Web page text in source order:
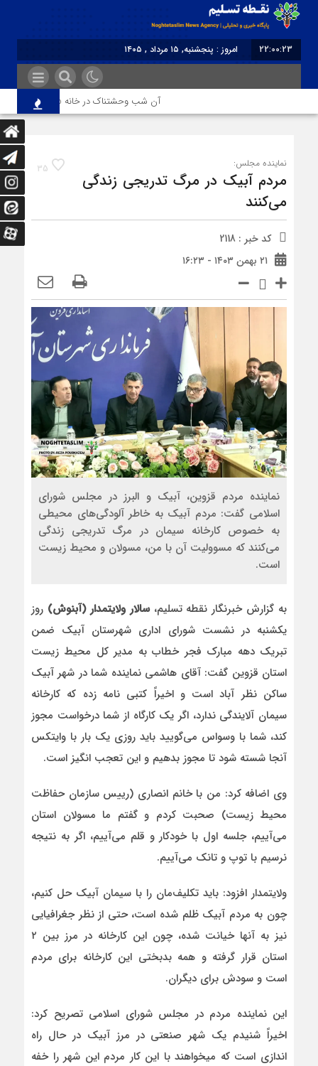
22:00:23
امروز : پنجشنبه, ۱۵ مرداد , ۱۴۰۵
آن شب وحشتناک در خانه «عصمت»
35 نماینده مجلس:
مردم آبیک در مرگ تدریجی زندگی
می‌کنند
کد خبر : 2118
۲۱ بهمن ۱۴۰۳ - ۱۶:۲۳
نماینده مردم قزوین، آبیک و البرز در مجلس شورای
اسلامی گفت: مردم آبیک به خاطر آلودگی‌های محیطی
به خصوص کارخانه سیمان در مرگ تدریجی زندگی
می‌کنند که مسوولیت آن با من، مسولان و محیط زیست
است.
به گزارش خبرنگار نقطه تسلیم،سالار ولایتمدار (آبنوش) روز
یکشنبه در نشست شورای اداری شهرستان آبیک ضمن
تبریک دهه مبارک فجر خطاب به مدیر کل محیط زیست
استان قزوین گفت: آقای هاشمی نماینده شما در شهر آبیک
ساکن نظر آباد است و اخیراً کتبی نامه زده که کارخانه
سیمان آلایندگی ندارد، اگر یک کارگاه از شما درخواست مجوز
کند، شما با وسواس می‌گویید باید روزی یک بار با وایتکس
آنجا شسته شود تا مجوز بدهیم و این تعجب انگیز است.
وی اضافه کرد: من با خانم انصاری (رییس سازمان حفاظت
محیط زیست) صحبت کردم و گفتم ما مسولان استان
می‌آییم، جلسه اول با خودکار و قلم می‌آییم، اگر به نتیجه
نرسیم با توپ و تانک می‌آییم.
ولایتمدار افزود: باید تکلیف‌مان را با سیمان آبیک حل کنیم،
چون به مردم آبیک ظلم شده است، حتی از نظر جغرافیایی
نیز به آنها خیانت شده، چون این کارخانه در مرز بین ۲
استان قرار گرفته و همه بدبختی این کارخانه برای مردم
است و سودش برای دیگران.
این نماینده مردم در مجلس شورای اسلامی تصریح کرد:
اخیراً شنیدم یک شهر صنعتی در مرز آبیک در حال راه
اندازی است که میخواهند با این کار مردم این شهر را خفه